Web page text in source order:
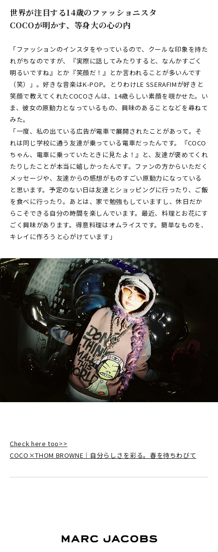
世界が注目する14歳のファッショニスタ
COCOが明かす、等身大の心の内
「ファッションのインスタをやっているので、クールな印象を持た
れがちなのですが、『実際に話してみたりすると、なんかすごく
明るいですね』とか『笑顔だ！』とか言われることが多いんです
（笑）」。好きな音楽はK-POP。とりわけLE SSERAFIMが好きと
笑顔で教えてくれたCOCOさんは、14歳らしい素顔を覗かせた。い
ま、彼女の原動力となっているもの、興味のあることなどを尋ねて
みた。
「一度、私の出ている広告が電車で展開されたことがあって。そ
れは同じ学校に通う友達が乗っている電車だったんです。『COCO
ちゃん、電車に乗っていたときに見たよ！』と、友達が褒めてくれ
たりしたことが本当に嬉しかったんです。ファンの方からいただく
メッセージや、友達からの感想がものすごい原動力になっている
と思います。予定のない日は友達とショッピングに行ったり、ご飯
を食べに行ったり。あとは、家で勉強もしていますし、休日だか
らこそできる自分の時間を楽しんでいます。最近、料理とお花にす
ごく興味があります。得意料理はオムライスです。簡単なものを、
キレイに作ろうと心がけています」
Check here too>>
COCO×THOM BROWNE｜自分らしさを彩る。春を待ちわびて